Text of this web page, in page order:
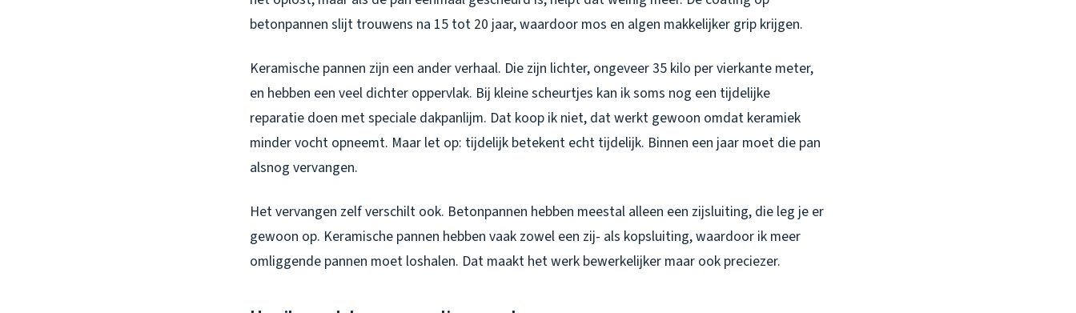
betonpannen slijt trouwens na 15 tot 20 jaar, waardoor mos en algen makkelijker grip krijgen.
Keramische pannen zijn een ander verhaal. Die zijn lichter, ongeveer 35 kilo per vierkante meter,
en hebben een veel dichter oppervlak. Bij kleine scheurtjes kan ik soms nog een tijdelijke
reparatie doen met speciale dakpanlijm. Dat koop ik niet, dat werkt gewoon omdat keramiek
minder vocht opneemt. Maar let op: tijdelijk betekent echt tijdelijk. Binnen een jaar moet die pan
alsnog vervangen.
Het vervangen zelf verschilt ook. Betonpannen hebben meestal alleen een zijsluiting, die leg je er
gewoon op. Keramische pannen hebben vaak zowel een zij- als kopsluiting, waardoor ik meer
omliggende pannen moet loshalen. Dat maakt het werk bewerkelijker maar ook preciezer.